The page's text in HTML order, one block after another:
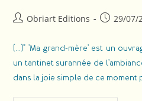
Obriart Editions 29/07/
(...)" 'Ma grand-mère' est un
un tantinet surannée de
dans la joie simple de ce moment